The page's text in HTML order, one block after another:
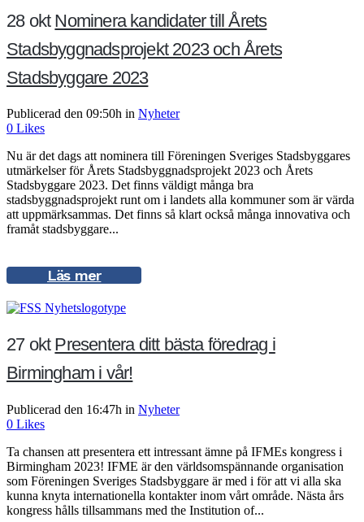
28 okt Nominera kandidater till Årets
Stadsbyggnadsprojekt 2023 och Årets
Stadsbyggare 2023
Publicerad den 09:50h in Nyheter
0 Likes
Nu är det dags att nominera till Föreningen Sveriges Stadsbyggares
utmärkelser för Årets Stadsbyggnadsprojekt 2023 och Årets
Stadsbyggare 2023. Det finns väldigt många bra
stadsbyggnadsprojekt runt om i landets alla kommuner som är värda
att uppmärksammas. Det finns så klart också många innovativa och
framåt stadsbyggare...
Läs mer
27 okt Presentera ditt bästa föredrag i
Birmingham i vår!
Publicerad den 16:47h in Nyheter
0 Likes
Ta chansen att presentera ett intressant ämne på IFMEs kongress i
Birmingham 2023! IFME är den världsomspännande organisation
som Föreningen Sveriges Stadsbyggare är med i för att vi alla ska
kunna knyta internationella kontakter inom vårt område. Nästa års
kongress hålls tillsammans med the Institution of...